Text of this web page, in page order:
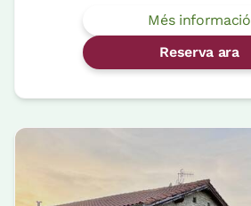
Més informació
Reserva ara